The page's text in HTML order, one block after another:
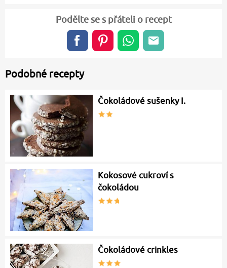
Podělte se s přáteli o recept
Podobné recepty
Čokoládové sušenky I.
Kokosové cukroví s
čokoládou
Čokoládové crinkles